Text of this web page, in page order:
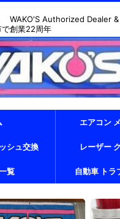
WAKO'S Authorized Dealer
創業22周年
エアコン
シュ交換 レーザー
覧 自動車 トラ